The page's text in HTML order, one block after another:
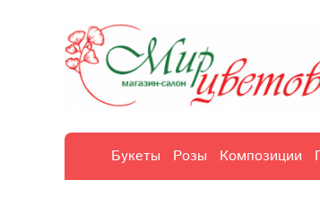
Букеты Розы Композиции